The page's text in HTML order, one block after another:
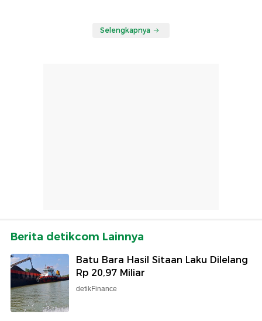
Selengkapnya
Berita detikcom Lainnya
Batu Bara Hasil Sitaan Laku Dilelang
Rp 20,97 Miliar
detikFinance